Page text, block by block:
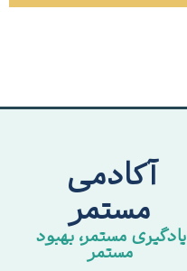
آکادمی
مستمر
یادگیری مستمر، بهبود
مستمر